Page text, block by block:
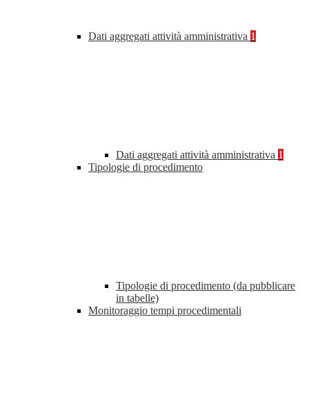
Dati aggregati attività amministrativa 1
Dati aggregati attività amministrativa 1
Tipologie di procedimento
Tipologie di procedimento (da pubblicare
in tabelle)
Monitoraggio tempi procedimentali